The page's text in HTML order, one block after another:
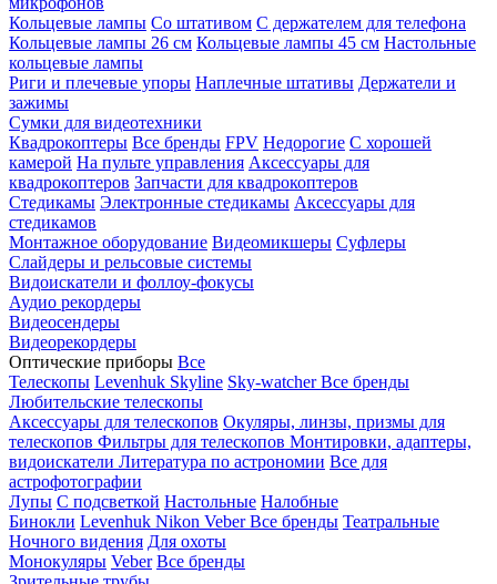
Кольцевые лампы Со штативом C держателем для телефона
Кольцевые лампы 26 см Кольцевые лампы 45 см Настольные
кольцевые лампы
Риги и плечевые упоры Наплечные штативы Держатели и
зажимы
Сумки для видеотехники
Квадрокоптеры Все бренды FPV Недорогие С хорошей
камерой На пульте управления Аксессуары для
квадрокоптеров Запчасти для квадрокоптеров
Стедикамы Электронные стедикамы Аксессуары для
стедикамов
Монтажное оборудование Видеомикшеры Суфлеры
Слайдеры и рельсовые системы
Видоискатели и фоллоу-фокусы
Аудио рекордеры
Видеосендеры
Видеорекордеры
Оптические приборы Все
Телескопы Levenhuk Skyline Sky-watcherВсе бренды
Любительские телескопы
Аксессуары для телескопов Окуляры, линзы, призмы для
телескопов Фильтры для телескопов Монтировки, адаптеры,
видоискатели Литература по астрономии Все для
астрофотографии
Лупы С подсветкой Настольные Налобные
Бинокли Levenhuk Nikon VeberВсе бренды Театральные
Ночного видения Для охоты
Монокуляры Veber Все бренды